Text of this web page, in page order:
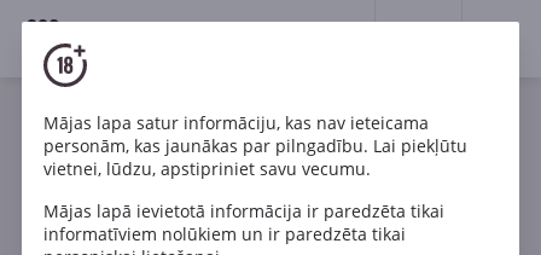
18+
Dzirkstošais Balts Sauss
Francija
Charles Heidsieck Blanc de Blancs in gift box
Mājas lapa satur informāciju, kas nav ieteicama
personām, kas jaunākas par pilngadību. Lai piekļūtu
vietnei, lūdzu, apstipriniet savu vecumu.
Mājas lapā ievietotā informācija ir paredzēta tikai
informatīviem nolūkiem un ir paredzēta tikai